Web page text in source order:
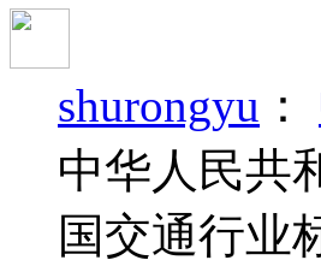
shurongyu ：
中华人民共
国交通行业